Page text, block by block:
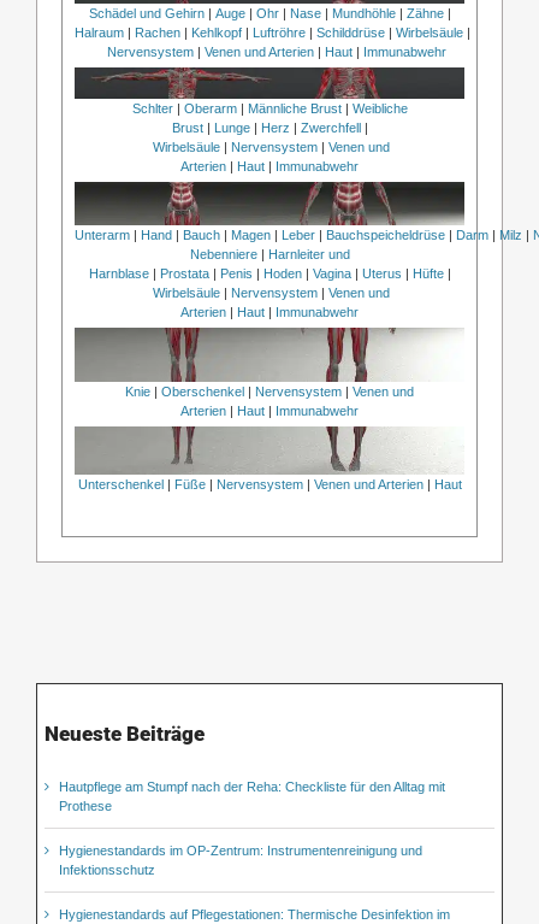
Schädel und Gehirn| Auge| Ohr| Nase| Mundhöhle| Zähne|
Halraum
Rachen Kehlkopf Luftröhre Schilddrüse Wirbelsäule
Nervensystem
Venen und Arterien Haut Immunabwehr
Schlter| Oberarm| Männliche Brust| Weibliche
Brust| Lunge| Herz | Zwerchfell|
Wirbelsäule | Nervensystem | Venen und
Arterien | Haut | Immunabwehr
Unterarm | Hand | Bauch | Magen | Leber | Bauchspeicheldrüse | Darm | Milz |
Nebenniere| Harnleiter und
Harnblase| Prostata| Penis | Hoden| Vagina| Uterus | Hüfte|
Wirbelsäule | Nervensystem | Venen und
Arterien | Haut | Immunabwehr
Knie | Oberschenkel | Nervensystem | Venen und
Arterien | Haut | Immunabwehr
Unterschenkel| Füße| Nervensystem| Venen und Arterien| Haut
Neueste Beiträge
Hautpflege am Stumpf nach der Reha: Checkliste für den Alltag mit
Prothese
Hygienestandards im OP-Zentrum: Instrumentenreinigung und
Infektionsschutz
Hygienestandards auf Pflegestationen: Thermische Desinfektion im